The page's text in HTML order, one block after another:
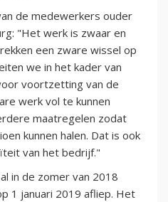
de medewerkers ouder
"Het werk is zwaar en
een zware wissel op
we in het kader van
voortzetting van de
werk vol te kunnen
maatregelen zodat
kunnen halen. Dat is ook
van het bedrijf."
in de zomer van 2018
1 januari 2019 afliep. Het